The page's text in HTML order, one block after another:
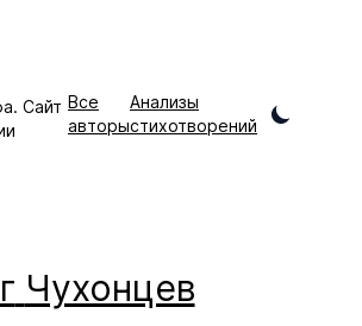
Сайт Все
авторы
Анализы
стихотворений
Чухонцев